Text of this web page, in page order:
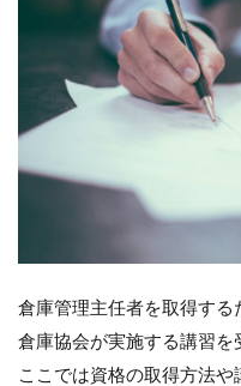
倉庫管理主任者を取得す
倉庫協会が実施する講習を
ここでは資格の取得方法や